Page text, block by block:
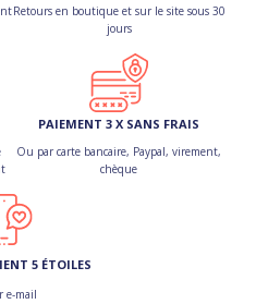
Retours en boutique et sur le site sous 30
jours
PAIEMENT 3 X SANS FRAIS
Ou par carte bancaire, Paypal, virement,
chèque
5 ÉTOILES
e-mail